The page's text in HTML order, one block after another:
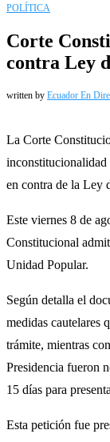
POLÍTICA
Corte
contra Ley
written by Ecuador En
La Corte
en contra de la Ley
Este viernes 8 de
Constitucional
Unidad Popular.
Según detalla el
medidas cautelares
trámite, mientras
Presidencia fueron
15 días para
Esta petición fue